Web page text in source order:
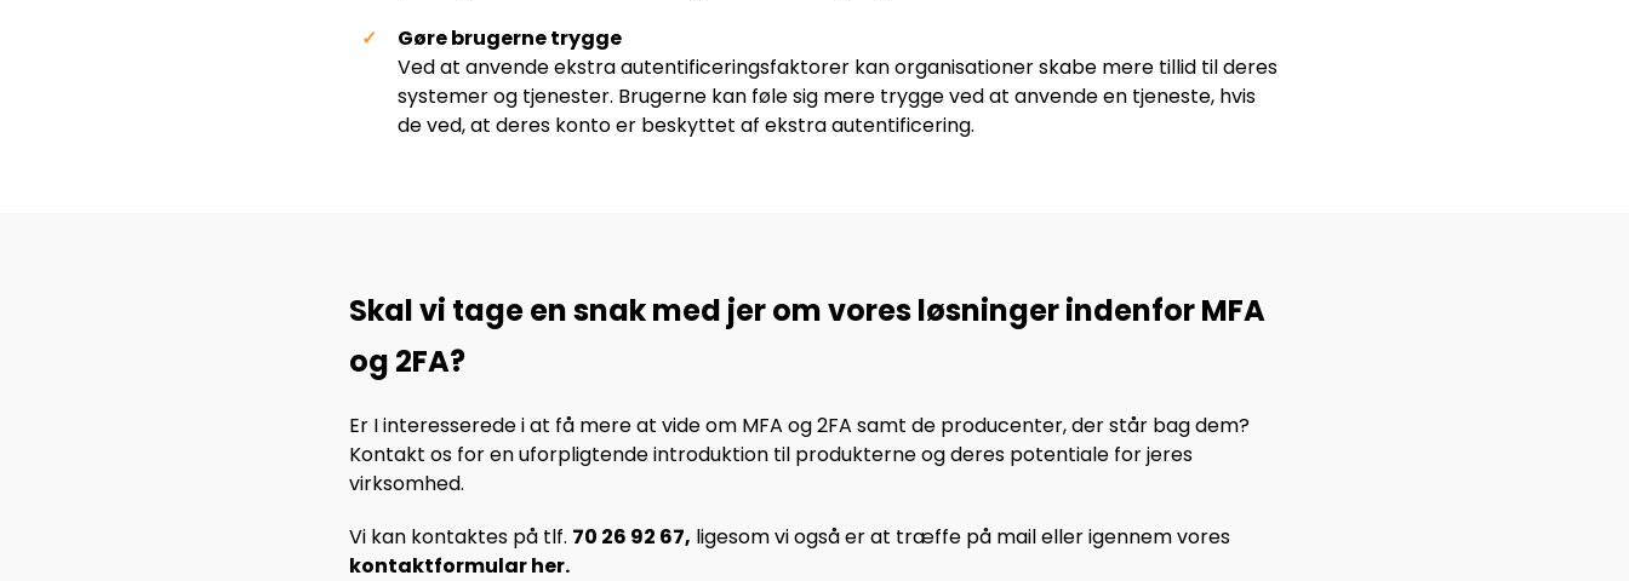
Gøre brugerne trygge
Ved at anvende ekstra autentificeringsfaktorer kan organisationer skabe mere tillid til deres
systemer og tjenester. Brugerne kan føle sig mere trygge ved at anvende en tjeneste, hvis
de ved, at deres konto er beskyttet af ekstra autentificering.
Skal vi tage en snak med jer om vores løsninger indenfor MFA
og 2FA?
Er I interesserede i at få mere at vide om MFA og 2FA samt de producenter, der står bag dem?
Kontakt os for en uforpligtende introduktion til produkterne og deres potentiale for jeres
virksomhed.
Vi kan kontaktes på tlf. 70 26 92 67, ligesom vi også er at træffe på mail eller igennem vores
kontaktformular her.